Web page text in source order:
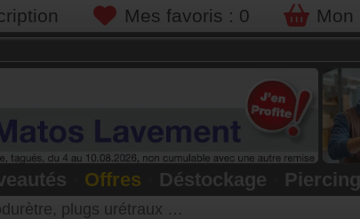
Mes favoris : 0 Mon
Offres Déstockage
plugs urétraux et sceptres princiers